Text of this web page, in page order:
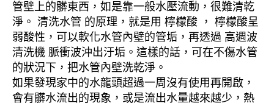
管壁上的髒東西，如是靠一般水壓流動，很難清乾
淨。 清洗水管 的原理，就是用 檸檬酸 ， 檸檬酸呈
弱酸性，可以軟化水管內壁的管垢，再透過 高週波
清洗機 脈衝波沖出汙垢。這樣的話，可在不傷水管
的狀況下，把水管內壁洗乾淨。
如果發現家中的水龍頭超過一周沒有使用再開啟，
會有髒水流出的現象，或是流出水量越來越少，熱